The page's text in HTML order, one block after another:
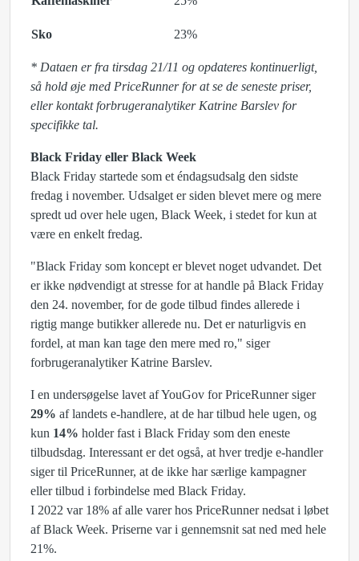
Sko 23%
* Dataen er fra tirsdag 21/11 og opdateres kontinuerligt,
så hold øje med PriceRunner for at se de seneste priser,
eller kontakt forbrugeranalytiker Katrine Barslev for
specifikke tal.
Black Friday eller Black Week
Black Friday startede som et éndagsudsalg den sidste
fredag i november. Udsalget er siden blevet mere og mere
spredt ud over hele ugen, Black Week, i stedet for kun at
være en enkelt fredag.
"Black Friday som koncept er blevet noget udvandet. Det
er ikke nødvendigt at stresse for at handle på Black Friday
den 24. november, for de gode tilbud findes allerede i
rigtig mange butikker allerede nu. Det er naturligvis en
fordel, at man kan tage den mere med ro," siger
forbrugeranalytiker Katrine Barslev.
I en undersøgelse lavet af YouGov for PriceRunner siger
29% af landets e-handlere, at de har tilbud hele ugen, og
kun 14% holder fast i Black Friday som den eneste
tilbudsdag. Interessant er det også, at hver tredje e-handler
siger til PriceRunner, at de ikke har særlige kampagner
eller tilbud i forbindelse med Black Friday.
I 2022 var 18% af alle varer hos PriceRunner nedsat i løbet
af Black Week. Priserne var i gennemsnit sat ned med hele
21%.